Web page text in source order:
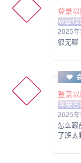
登录
2025
很无聊
登录
平安
2025
怎么跟
了班太